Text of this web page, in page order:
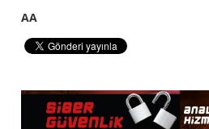
AA